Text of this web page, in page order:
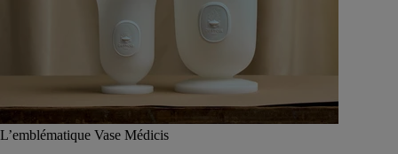
L’emblématique Vase Médicis